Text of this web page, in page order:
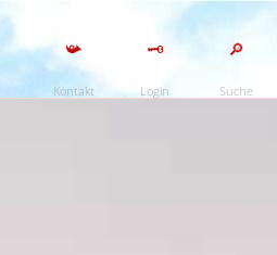
📯
Kontakt
🗝️
Login
🔎
Suche